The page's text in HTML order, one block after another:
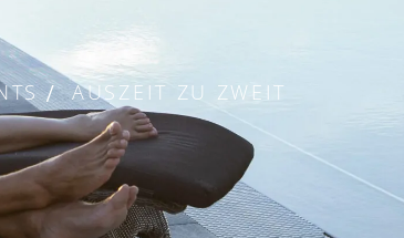
AUSZEIT ZU ZWEIT